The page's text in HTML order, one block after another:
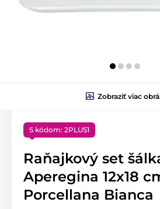
Zobraziť viac
S kódom: 2PLUS1
Raňajkový set
Aperegina 12x18
Porcellana Bianca